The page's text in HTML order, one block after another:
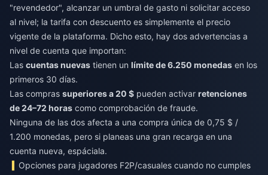
"revendedor", alcanzar un umbral de gasto ni solicitar acceso
al nivel; la tarifa con descuento es simplemente el precio
vigente de la plataforma. Dicho esto, hay dos advertencias a
nivel de cuenta que importan:
Las cuentas nuevas tienen un límite de 6.250 monedas en los
primeros 30 días.
Las compras superiores a 20 $ pueden activar retenciones
de 24–72 horas como comprobación de fraude.
Ninguna de las dos afecta a una compra única de 0,75 $ /
1.200 monedas, pero si planeas una gran recarga en una
cuenta nueva, espáciala.
Opciones para jugadores F2P/casuales cuando no cumples